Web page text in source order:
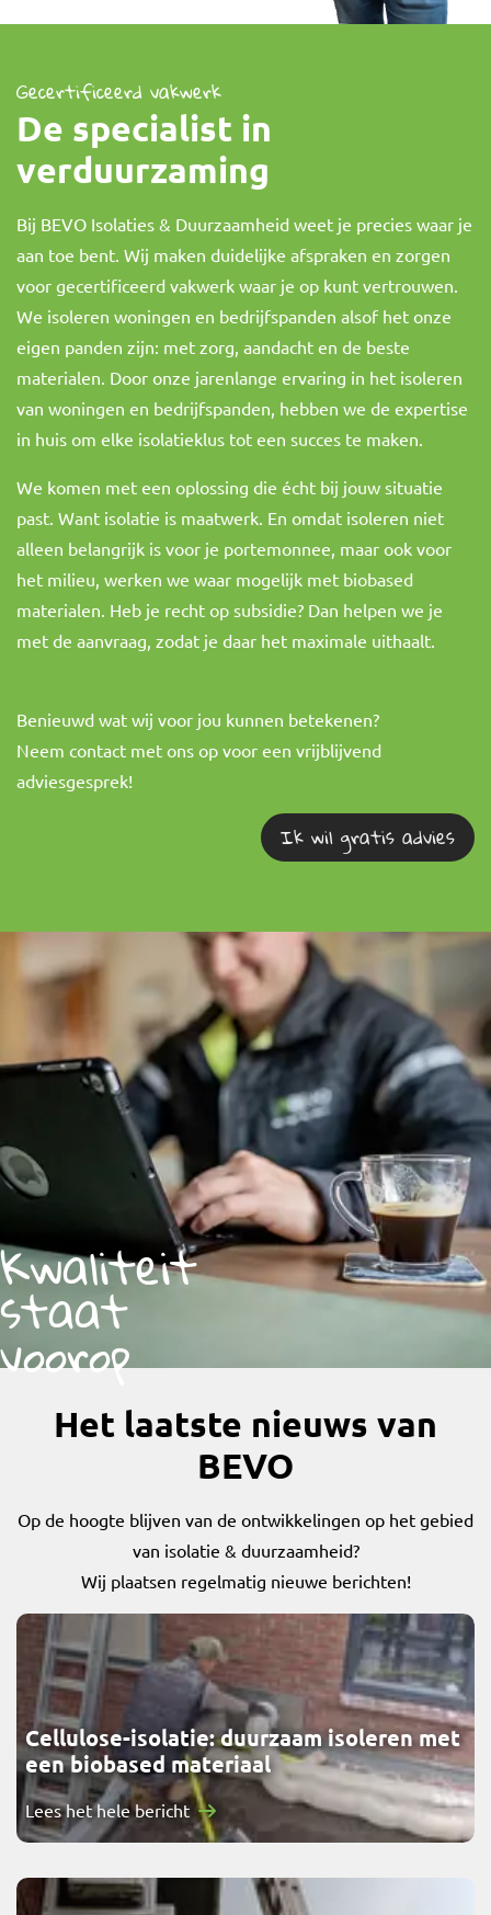
Gecertificeerd vakwerk
De specialist in
verduurzaming
Bij BEVO Isolaties & Duurzaamheid weet je precies waar je
aan toe bent. Wij maken duidelijke afspraken en zorgen
voor gecertificeerd vakwerk waar je op kunt vertrouwen.
We isoleren woningen en bedrijfspanden alsof het onze
eigen panden zijn: met zorg, aandacht en de beste
materialen. Door onze jarenlange ervaring in het isoleren
van woningen en bedrijfspanden, hebben we de expertise
in huis om elke isolatieklus tot een succes te maken.
We komen met een oplossing die écht bij jouw situatie
past. Want isolatie is maatwerk. En omdat isoleren niet
alleen belangrijk is voor je portemonnee, maar ook voor
het milieu, werken we waar mogelijk met biobased
materialen. Heb je recht op subsidie? Dan helpen we je
met de aanvraag, zodat je daar het maximale uithaalt.
Benieuwd wat wij voor jou kunnen betekenen?
Neem contact met ons op voor een vrijblijvend
adviesgesprek!
Ik wil gratis advies
Kwaliteit
staat
voorop
Het laatste nieuws van
BEVO
Op de hoogte blijven van de ontwikkelingen op het gebied
van isolatie & duurzaamheid?
Wij plaatsen regelmatig nieuwe berichten!
Cellulose-isolatie: duurzaam isoleren met
een biobased materiaal
Lees het hele bericht